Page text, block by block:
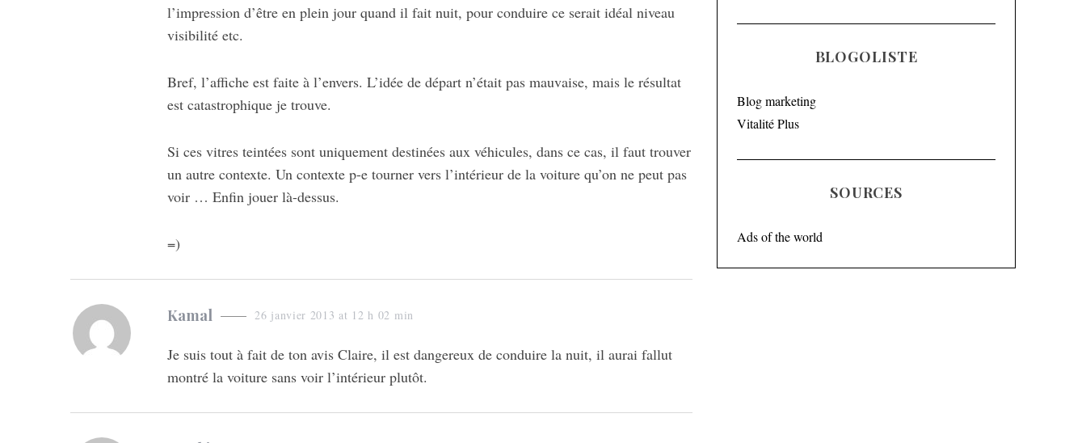
l’impression d’être en plein jour quand il fait nuit, pour conduire ce serait idéal niveau
visibilité etc.
Bref, l’affiche est faite à l’envers. L’idée de départ n’était pas mauvaise, mais le résultat
est catastrophique je trouve.
Si ces vitres teintées sont uniquement destinées aux véhicules, dans ce cas, il faut trouver
un autre contexte. Un contexte p-e tourner vers l’intérieur de la voiture qu’on ne peut pas
voir … Enfin jouer là-dessus.
=)
s
y
s
Kamal 26 janvier 2013 at 12 h 02 min
Je suis tout à fait de ton avis Claire, il est dangereux de conduire la nuit, il aurai fallut
montré la voiture sans voir l’intérieur plutôt.
BLOGOLISTE
Blog marketing
Vitalité Plus
SOURCES
Ads of the world